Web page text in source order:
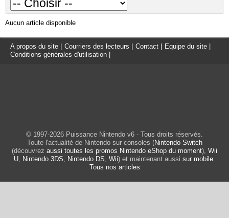
Aucun article disponible
A propos du site Courriers des lecteurs Contact Equipe du site
Conditions générales d'utilisation
© 1997-2026 Puissance Nintendo v6 - Tous droits réservés.
Toute l'actualité de Nintendo sur consoles (Nintendo Switch
(découvrez aussi toutes les promos Nintendo eShop du moment), Wii
U, Nintendo 3DS, Nintendo DS, Wii) et maintenant aussi sur mobile.
Tous nos articles